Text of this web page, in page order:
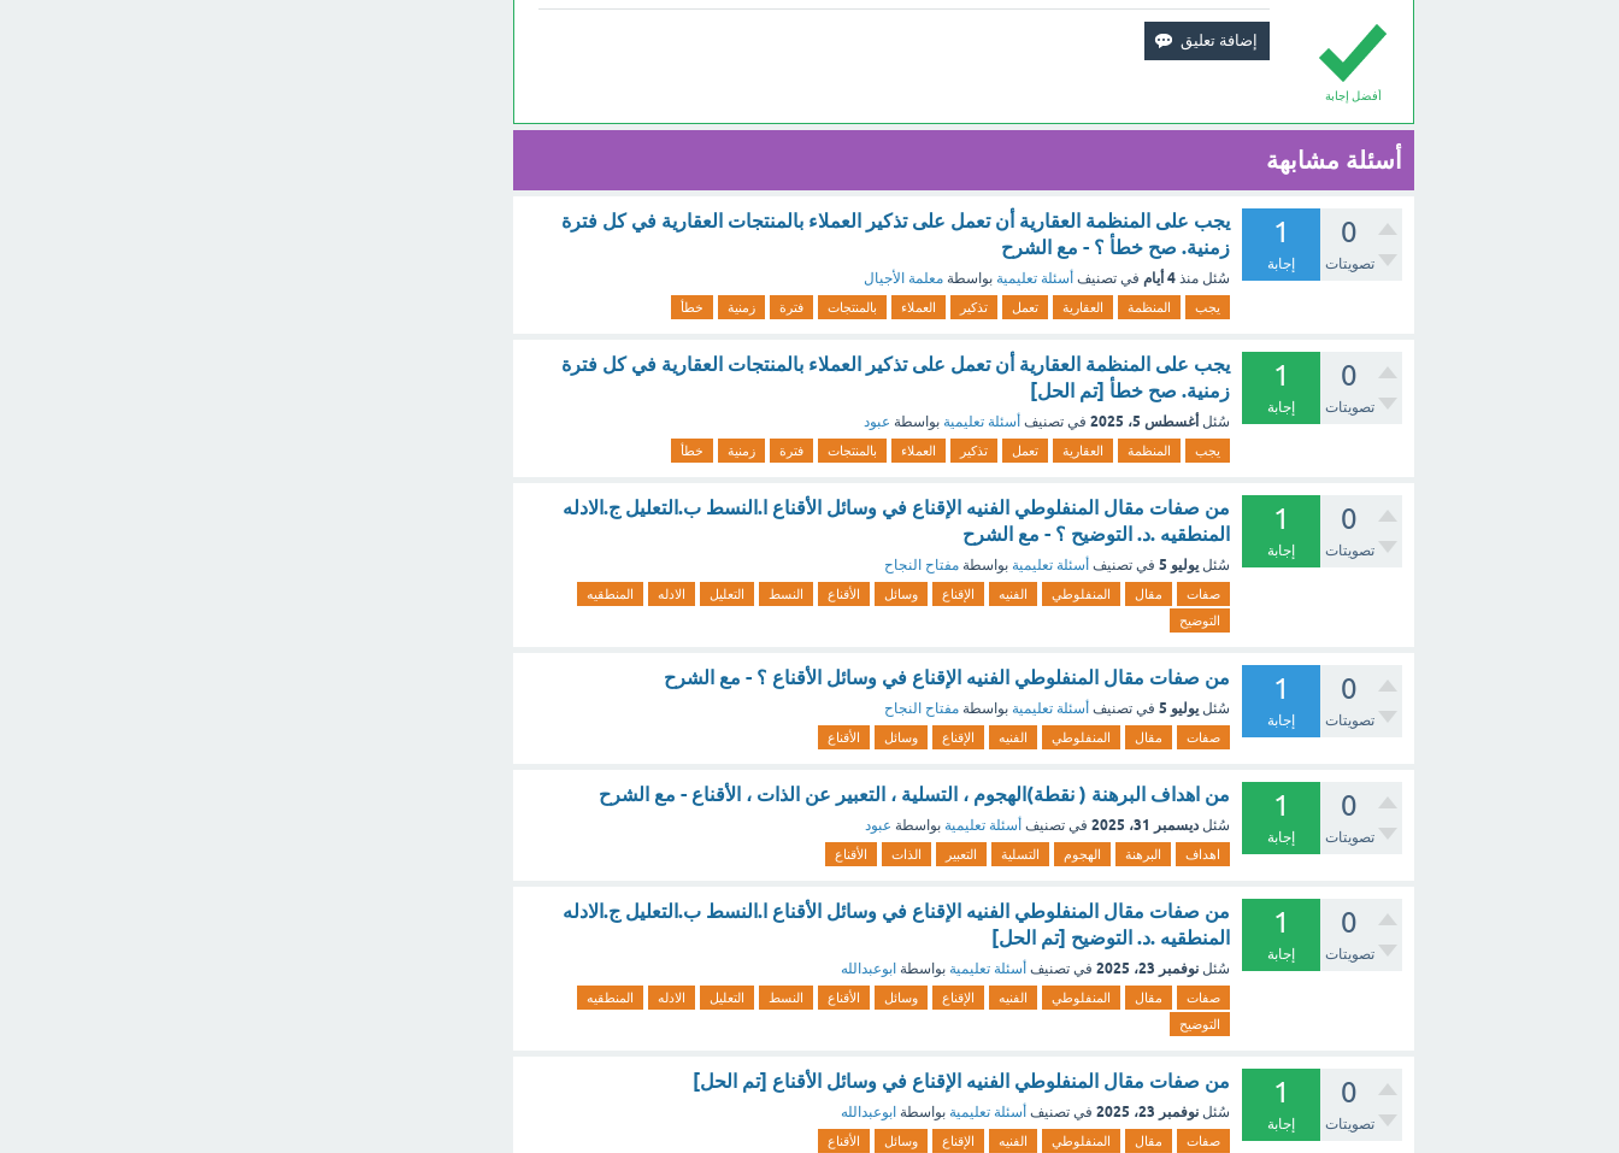
أفضل إجابة
أسئلة مشابهة
0
تصويتات
1
إجابة
يجب على المنظمة العقارية أن تعمل على تذكير العملاء بالمنتجات العقارية في كل فترة
زمنية. صح خطأ ؟ - مع الشرح
سُئل منذ 4 أيام في تصنيف أسئلة تعليمية بواسطة معلمة الأجيال
يجب المنظمة العقارية تعمل تذكير العملاء بالمنتجات فترة زمنية خطأ
0
تصويتات
1
إجابة
يجب على المنظمة العقارية أن تعمل على تذكير العملاء بالمنتجات العقارية في كل فترة
زمنية. صح خطأ [تم الحل]
سُئل أغسطس 5، 2025 في تصنيف أسئلة تعليمية بواسطة عبود
يجب المنظمة العقارية تعمل تذكير العملاء بالمنتجات فترة زمنية خطأ
0
تصويتات
1
إجابة
من صفات مقال المنفلوطي الفنيه الإقناع في وسائل الأقناع ا.النسط ب.التعليل ج.الادله
المنطقيه .د. التوضيح ؟ - مع الشرح
سُئل يوليو 5 في تصنيف أسئلة تعليمية بواسطة مفتاح النجاح
صفات مقال المنفلوطي الفنيه الإقناع وسائل الأقناع النسط التعليل الادله
المنطقيه
التوضيح
0
تصويتات
1
إجابة
من صفات مقال المنفلوطي الفنيه الإقناع في وسائل الأقناع ؟ - مع الشرح
سُئل يوليو 5 في تصنيف أسئلة تعليمية بواسطة مفتاح النجاح
صفات مقال المنفلوطي الفنيه الإقناع وسائل الأقناع
0
تصويتات
1
إجابة
من اهداف البرهنة ( نقطة)الهجوم ، التسلية ، التعبير عن الذات ، الأقناع - مع الشرح
سُئل ديسمبر 31، 2025 في تصنيف أسئلة تعليمية بواسطة عبود
اهداف البرهنة الهجوم التسلية التعبير الذات الأقناع
0
تصويتات
1
إجابة
من صفات مقال المنفلوطي الفنيه الإقناع في وسائل الأقناع ا.النسط ب.التعليل ج.الادله
المنطقيه .د. التوضيح [تم الحل]
سُئل نوفمبر 23، 2025 في تصنيف أسئلة تعليمية بواسطة ابوعبدالله
صفات مقال المنفلوطي الفنيه الإقناع وسائل الأقناع النسط التعليل الادله
المنطقيه
التوضيح
0
تصويتات
1
إجابة
من صفات مقال المنفلوطي الفنيه الإقناع في وسائل الأقناع [تم الحل]
سُئل نوفمبر 23، 2025 في تصنيف أسئلة تعليمية بواسطة ابوعبدالله
صفات مقال المنفلوطي الفنيه الإقناع وسائل الأقناع